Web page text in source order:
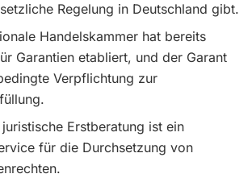
Regelung in Deutschland gibt.
Handelskammer hat bereits
Garantien etabliert, und der Garant
Verpflichtung zur
Erstberatung ist ein
für die Durchsetzung von